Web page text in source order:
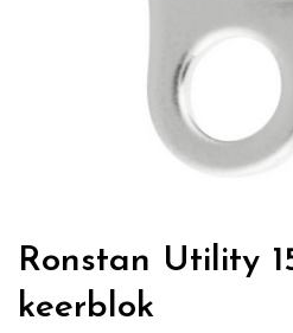
Ronstan Utility
keerblok